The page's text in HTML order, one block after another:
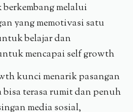
melalui
yang memotivasi satu
belajar dan
mencapai self growth
kunci menarik pasangan
bisa terasa rumit dan penuh
media sosial,